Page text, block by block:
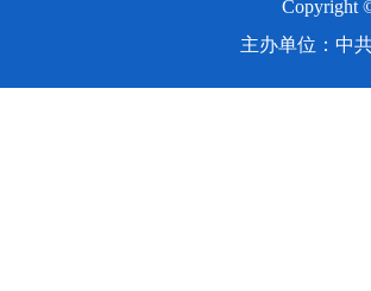
Copyright
主办单位：中